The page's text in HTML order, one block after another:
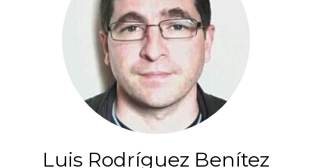
Luis Rodríguez Benítez